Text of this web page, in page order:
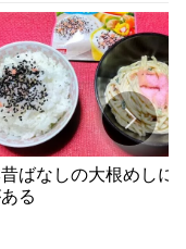
昔ばなしの大根めしに
る